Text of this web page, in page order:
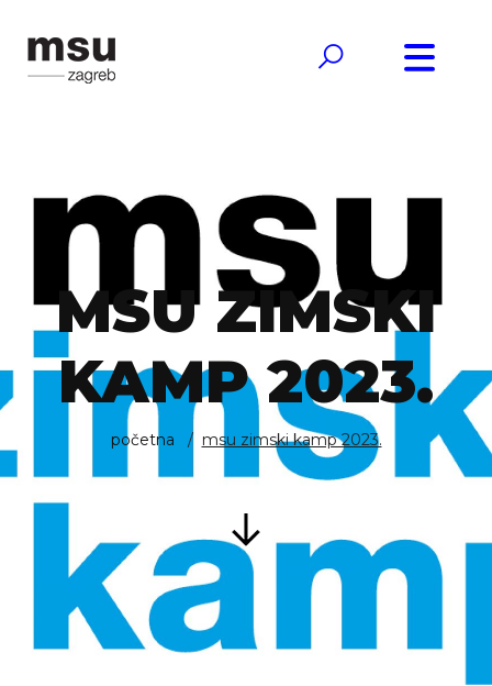
MSU ZIMSKI
KAMP 2023.
početna msu zimski kamp 2023.